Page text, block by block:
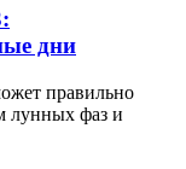
дни
правильно
лунных фаз и